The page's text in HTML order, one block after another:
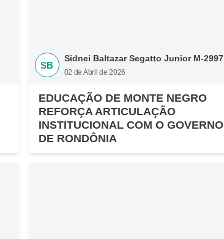
SB
Sidnei Baltazar Segatto Junior M-2997
02 de Abril de 2026
EDUCAÇÃO DE MONTE NEGRO
REFORÇA ARTICULAÇÃO
INSTITUCIONAL COM O GOVERNO
DE RONDÔNIA